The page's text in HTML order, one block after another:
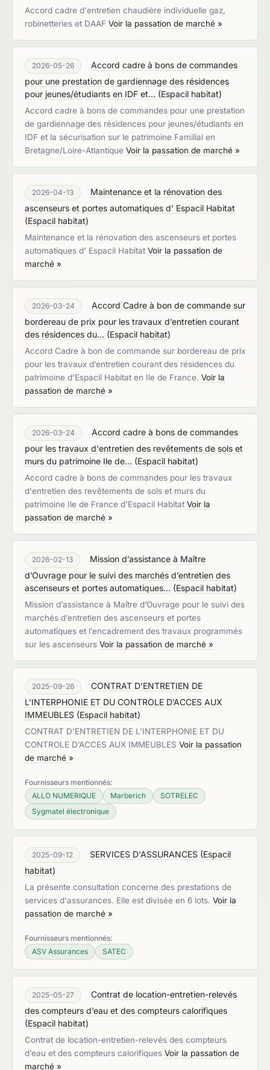
Accord cadre d'entretien chaudière individuelle gaz,
robinetteries et DAAF Voir la passation de marché »
2026-05-26
Accord cadre à bons de commandes
pour une prestation de gardiennage des résidences
pour jeunes/étudiants en IDF et... (Espacil habitat)
Accord cadre à bons de commandes pour une prestation
de gardiennage des résidences pour jeunes/étudiants en
IDF et la sécurisation sur le patrimoine Familial en
Bretagne/Loire-Atlantique Voir la passation de marché »
2026-04-13
Maintenance et la rénovation des
ascenseurs et portes automatiques d’ Espacil Habitat
(Espacil habitat)
Maintenance et la rénovation des ascenseurs et portes
automatiques d’ Espacil Habitat Voir la passation de
marché »
2026-03-24
Accord Cadre à bon de commande sur
bordereau de prix pour les travaux d’entretien courant
des résidences du... (Espacil habitat)
Accord Cadre à bon de commande sur bordereau de prix
pour les travaux d’entretien courant des résidences du
patrimoine d’Espacil Habitat en Ile de France. Voir la
passation de marché »
2026-03-24
Accord cadre à bons de commandes
pour les travaux d'entretien des revêtements de sols et
murs du patrimoine Ile de... (Espacil habitat)
Accord cadre à bons de commandes pour les travaux
d'entretien des revêtements de sols et murs du
patrimoine Ile de France d'Espacil Habitat Voir la
passation de marché »
2026-02-13
Mission d’assistance à Maître
d’Ouvrage pour le suivi des marchés d’entretien des
ascenseurs et portes automatiques... (Espacil habitat)
Mission d’assistance à Maître d’Ouvrage pour le suivi des
marchés d’entretien des ascenseurs et portes
automatiques et l’encadrement des travaux programmés
sur les ascenseurs Voir la passation de marché »
2025-09-26
CONTRAT D’ENTRETIEN DE
L’INTERPHONIE ET DU CONTROLE D’ACCES AUX
IMMEUBLES (Espacil habitat)
CONTRAT D’ENTRETIEN DE L’INTERPHONIE ET DU
CONTROLE D’ACCES AUX IMMEUBLES Voir la passation
de marché »
Fournisseurs mentionnés:
​​ALLO NUMERIQUE
Marberich
SOTRELEC
Sygmatel électronique
2025-09-12 SERVICES D'ASSURANCES (Espacil
habitat)
La présente consultation concerne des prestations de
services d'assurances. Elle est divisée en 6 lots. Voir la
passation de marché »
Fournisseurs mentionnés:
ASV Assurances
SATEC
2025-05-27
Contrat de location-entretien-relevés
des compteurs d’eau et des compteurs calorifiques
(Espacil habitat)
Contrat de location-entretien-relevés des compteurs
d’eau et des compteurs calorifiques Voir la passation de
marché »